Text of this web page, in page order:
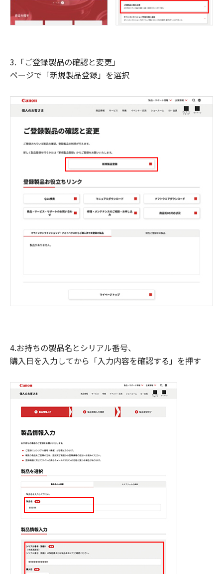
3.「ご登録製品の確認と変更」
ページで「新規製品登録」を選択
4.お持ちの製品名とシリアル番号、
購入日を入力してから「入力内容を確認する」を押す